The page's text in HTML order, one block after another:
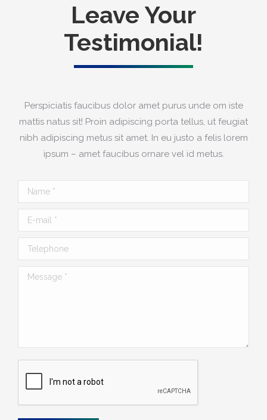
Leave Your
Testimonial!
Perspiciatis faucibus dolor amet purus unde om iste
mattis natus sit! Proin adipiscing porta tellus, ut feugiat
nibh adipiscing metus sit amet. In eu justo a felis lorem
ipsum – amet faucibus ornare vel id metus.
Name *
E-mail *
Telephone
Message *